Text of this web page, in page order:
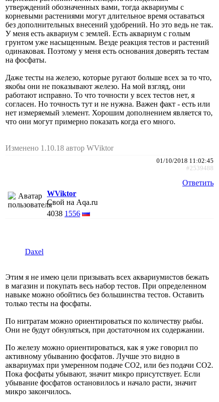
утверждений обозначенных вами, тогда аквариумы с
корневыми растениями могут длительное время оставаться
без дополнительных внесений удобрений. Но это ведь не так.
У меня есть аквариум с землей. Есть аквариум с голым
грунтом уже насыщенным. Везде реакция тестов и растений
одинаковая. Поэтому у меня есть основания доверять тестам
на фосфаты.
Даже тесты на железо, которые ругают больше всех за то что,
якобы они не показывают железо. На мой взгляд, они
работают исправно. То что точности у всех тестов нет, я
согласен. Но точность тут и не нужна. Важен факт - есть или
нет измеряемый элемент. Хорошим дополнением является то,
что они могут примерно показать когда его много.
Изменено 1.10.18 автор WViktor
01/10/2018 11:02:45
#2539488
Ответить
WViktor
Свой на Aqa.ru
4038 1556
Daxel
Этим я не имею цели призывать всех аквариумистов бежать
в магазин и покупать весь набор тестов. При определенном
навыке можно обойтись без большинства тестов. Оставить
только тесты на фосфаты.
По нитратам можно ориентироваться по количеству рыбы.
Они не будут обнуляться, при достаточном их содержании.
По железу можно ориентироваться, как я уже говорил по
активному убыванию фосфатов. Лучше это видно в
аквариумах при умеренном подаче СО2, или без подачи СО2.
Пока фосфаты убывают, значит микро присутствует. Если
убывание фосфатов остановилось и начало расти, значит
микро закончилось.